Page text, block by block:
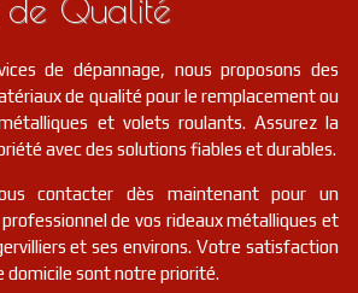
Qualité
de dépannage, nous proposons des
de qualité pour le remplacement ou
et volets roulants. Assurez la
avec des solutions fiables et durables.
contacter dès maintenant pour un
de vos rideaux métalliques et
et ses environs. Votre satisfaction
domicile sont notre priorité.